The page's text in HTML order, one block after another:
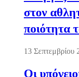
στον
ποιότητα
13 Σεπτεμβρίου
Οι